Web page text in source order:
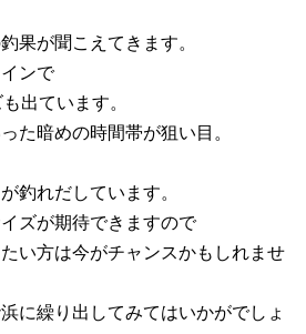
果が聞こえてきます。
ンで
出ています。
た暗めの時間帯が狙い目。
釣れだしています。
ズが期待できますので
い方は今がチャンスかもしれませ
に繰り出してみてはいかがでしょ